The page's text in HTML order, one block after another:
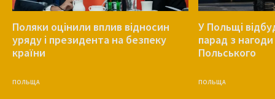
Поляки оцінили вплив відносин
уряду і президента на безпеку
країни
ПОЛЬЩА
У Польщі
парад з
Польського
ПОЛЬЩА